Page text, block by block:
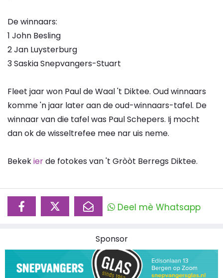
De winnaars:
1 John Besling
2 Jan Luysterburg
3 Saskia Snepvangers-Stuart
Fleet jaar won Paul de Waal 't Diktee. Oud winnaars
komme 'n jaar later aan de oud-winnaars-tafel. De
winnaar van die tafel was Paul Schepers. Ij mocht
dan ok de wisseltrefee mee nar uis neme.
Bekekierde fotokes van 't Gròòt Berregs Diktee.
Deel mè Whatsapp
Sponsor